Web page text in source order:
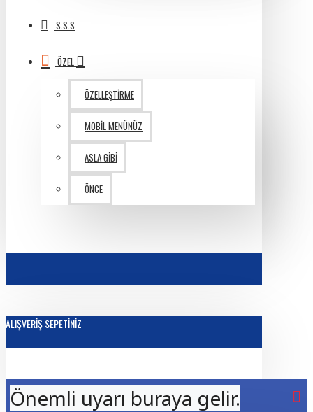
S.S.S
ÖZEL
ÖZELLEŞTIRME
MOBIL MENÜNÜZ
ASLA GIBI
ÖNCE
ALIŞVERIŞ SEPETINIZ
Önemli uyarı buraya gelir.